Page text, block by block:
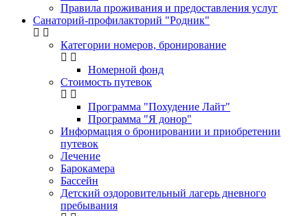
Правила проживания и предоставления услуг
Санаторий-профилакторий "Родник"
Категории номеров, бронирование
Номерной фонд
Стоимость путевок
Программа "Похудение Лайт"
Программа "Я донор"
Информация о бронировании и приобретении
путевок
Лечение
Барокамера
Бассейн
Детский оздоровительный лагерь дневного
пребывания